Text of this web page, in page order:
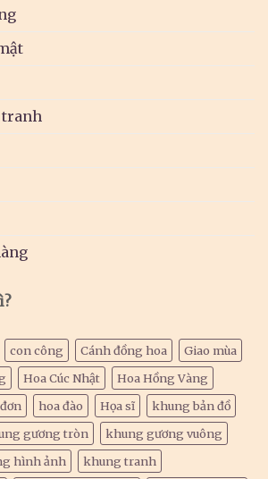
tranh
con công Cánh đồng hoa
Giao mùa
Hoa Cúc Nhật
Hoa Hồng Vàng
hoa đào Họa sĩ
khung bản đồ
gương tròn
khung gương vuông
hình ảnh
khung tranh